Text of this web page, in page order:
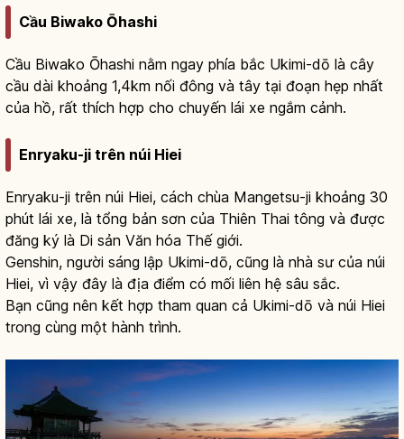
Cầu Biwako Ōhashi
Cầu Biwako Ōhashi nằm ngay phía bắc Ukimi-dō là cây
cầu dài khoảng 1,4km nối đông và tây tại đoạn hẹp nhất
của hồ, rất thích hợp cho chuyến lái xe ngắm cảnh.
Enryaku-ji trên núi Hiei
Enryaku-ji trên núi Hiei, cách chùa Mangetsu-ji khoảng 30
phút lái xe, là tổng bản sơn của Thiên Thai tông và được
đăng ký là Di sản Văn hóa Thế giới.
Genshin, người sáng lập Ukimi-dō, cũng là nhà sư của núi
Hiei, vì vậy đây là địa điểm có mối liên hệ sâu sắc.
Bạn cũng nên kết hợp tham quan cả Ukimi-dō và núi Hiei
trong cùng một hành trình.